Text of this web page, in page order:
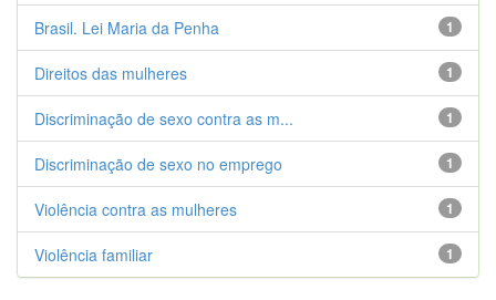
1
Brasil. Lei Maria da Penha
1
Direitos das mulheres
1
Discriminação de sexo contra as m...
1
Discriminação de sexo no emprego
1
Violência contra as mulheres
1
Violência familiar